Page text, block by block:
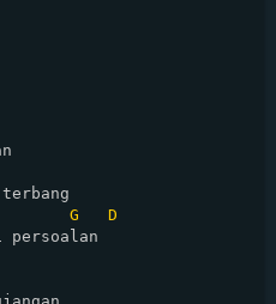
G
D
persoalan